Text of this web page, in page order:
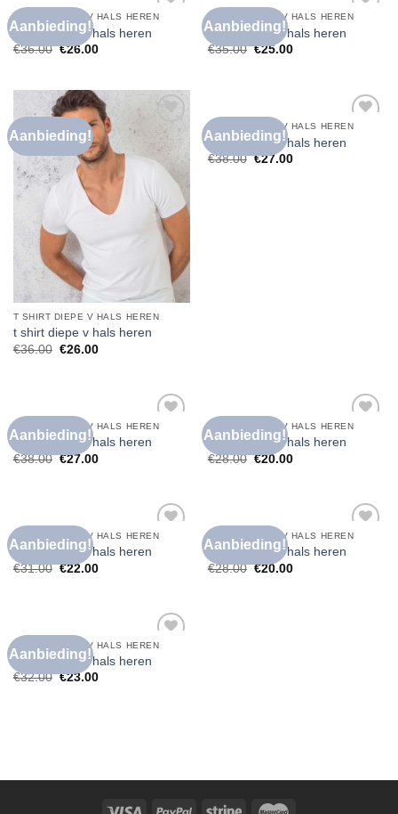
Aanbieding!
aan
T SHIRT DIEPE V HALS HEREN
t shirt diepe v hals heren
€36.00 €26.00
Aanbieding!
aan
T SHIRT DIEPE V HALS HEREN
t shirt diepe v hals heren
€35.00 €25.00
Aanbieding!
Toevoegen
verlanglijst
T SHIRT DIEPE V HALS HEREN
t shirt diepe v hals heren
€36.00 €26.00
Aanbieding!
aan
T SHIRT DIEPE V HALS HEREN
t shirt diepe v hals heren
€38.00 €27.00
Aanbieding!
aan
T SHIRT DIEPE V HALS HEREN
t shirt diepe v hals heren
€38.00 €27.00
Aanbieding!
aan
T SHIRT DIEPE V HALS HEREN
t shirt diepe v hals heren
€28.00 €20.00
Aanbieding!
aan
T SHIRT DIEPE V HALS HEREN
t shirt diepe v hals heren
€31.00 €22.00
Aanbieding!
aan
T SHIRT DIEPE V HALS HEREN
t shirt diepe v hals heren
€28.00 €20.00
Aanbieding!
aan
T SHIRT DIEPE V HALS HEREN
t shirt diepe v hals heren
€32.00 €23.00